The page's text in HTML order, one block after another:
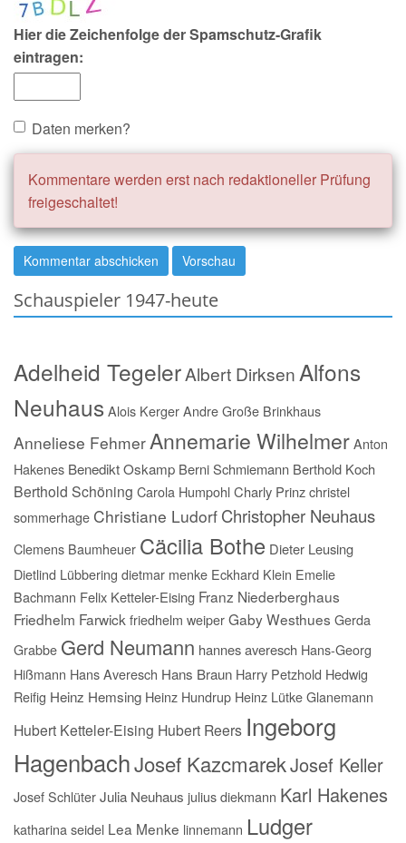
Hier die Zeichenfolge der Spamschutz-Grafik
eintragen:
Daten merken?
Kommentare werden erst nach redaktioneller Prüfung
freigeschaltet!
Schauspieler 1947-heute
Adelheid TegelerAlbert DirksenAlfons
Neuhaus Alois KergerAndre Große Brinkhaus
Anneliese FehmerAnnemarie WilhelmerAnton
Hakenes Benedikt Oskamp Berni Schmiemann Berthold Koch
Berthold Schöning Carola HumpohlCharly Prinzchristel
sommerhage Christiane Ludorf Christopher Neuhaus
Clemens Baumheuer Cäcilia Bothe Dieter Leusing
Dietlind Lübbering dietmar menke Eckhard Klein Emelie
Bachmann Felix Ketteler-Eising Franz Niederberghaus
Friedhelm Farwick friedhelm weiperGaby Westhues Gerda
Grabbe Gerd Neumann hannes averesch Hans-Georg
Hißmann Hans Averesch Hans Braun Harry Petzhold Hedwig
Reifig Heinz Hemsing Heinz Hundrup Heinz Lütke Glanemann
Hubert Ketteler-Eising Hubert Reers Ingeborg
HagenbachJosef KazcmarekJosef Keller
Josef SchlüterJulia Neuhaus julius diekmann Karl Hakenes
katharina seidel Lea Menke linnemann Ludger